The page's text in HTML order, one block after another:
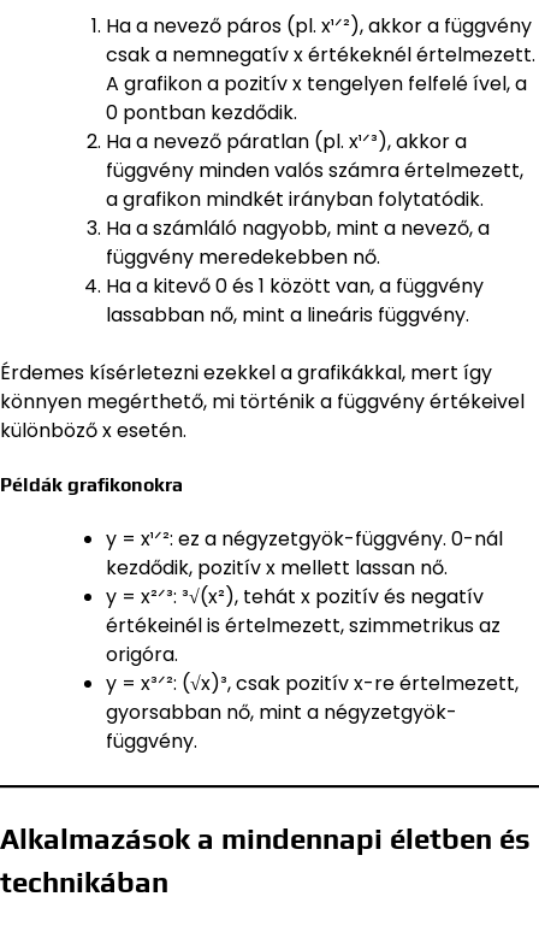
Ha a nevező páros (pl. x¹ᐟ²), akkor a függvény
csak a nemnegatív x értékeknél értelmezett.
A grafikon a pozitív x tengelyen felfelé ível, a
0 pontban kezdődik.
Ha a nevező páratlan (pl. x¹ᐟ³), akkor a
függvény minden valós számra értelmezett,
a grafikon mindkét irányban folytatódik.
Ha a számláló nagyobb, mint a nevező, a
függvény meredekebben nő.
Ha a kitevő 0 és 1 között van, a függvény
lassabban nő, mint a lineáris függvény.
Érdemes kísérletezni ezekkel a grafikákkal, mert így
könnyen megérthető, mi történik a függvény értékeivel
különböző x esetén.
Példák grafikonokra
y = x¹ᐟ²: ez a négyzetgyök-függvény. 0-nál
kezdődik, pozitív x mellett lassan nő.
y = x²ᐟ³: ³√(x²), tehát x pozitív és negatív
értékeinél is értelmezett, szimmetrikus az
origóra.
y = x³ᐟ²: (√x)³, csak pozitív x-re értelmezett,
gyorsabban nő, mint a négyzetgyök-
függvény.
Alkalmazások a mindennapi életben és
technikában